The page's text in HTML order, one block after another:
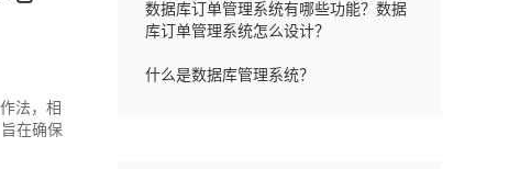
法，相
在确保
数据库订单管理系统有哪些功能？数据
库订单管理系统怎么设计？
什么是数据库管理系统？